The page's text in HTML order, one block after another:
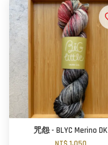
咒怨 - BLYC Merino DK